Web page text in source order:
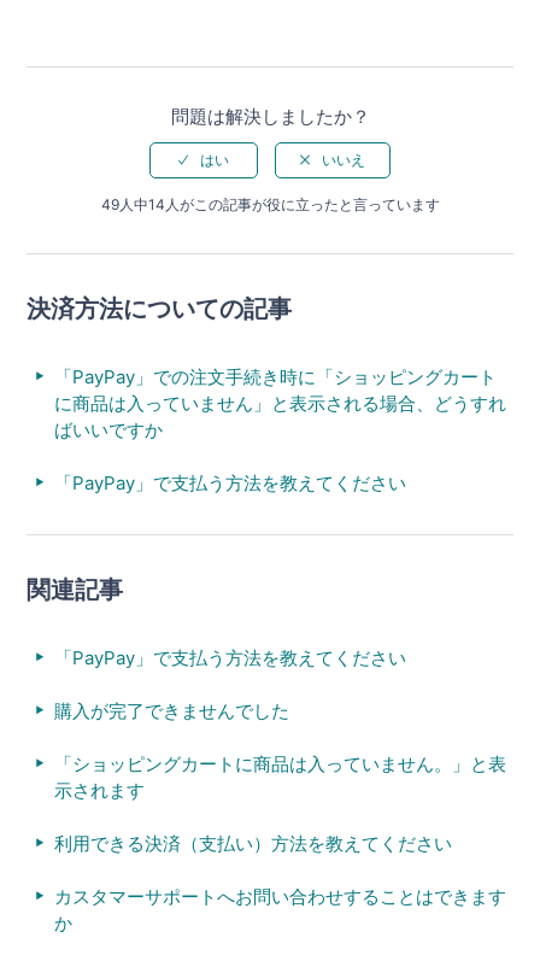
問題は解決しましたか？
49人中14人がこの記事が役に立ったと言っています
決済方法についての記事
「PayPay」での注文手続き時に「ショッピングカート
に商品は入っていません」と表示される場合、どうすれ
ばいいですか
「PayPay」で支払う方法を教えてください
関連記事
「PayPay」で支払う方法を教えてください
購入が完了できませんでした
「ショッピングカートに商品は入っていません。」と表
示されます
利用できる決済（支払い）方法を教えてください
カスタマーサポートへお問い合わせすることはできます
か